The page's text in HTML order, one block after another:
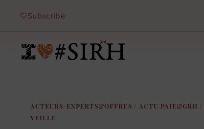
Subscribe
ACTEURS-EXPERTS&OFFRES / ACTU PAIE&GRH /
VEILLE